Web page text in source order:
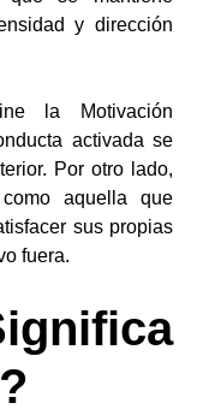
y dirección
la Motivación
activada se
Por otro lado,
aquella que
sus propias
fuera.